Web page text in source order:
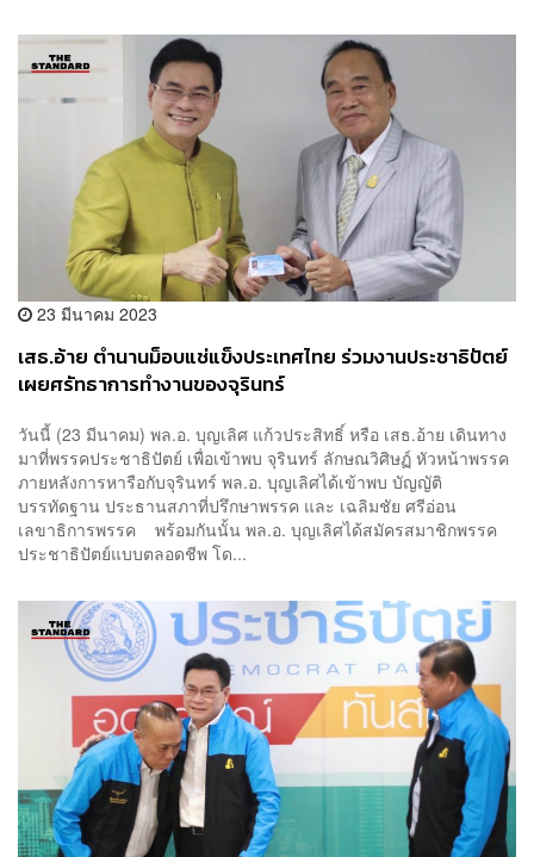
23 มีนาคม 2023
เสธ.อ้าย ตำนานม็อบแช่แข็งประเทศไทย ร่วมงานประชาธิปัตย์
เผยศรัทธาการทำงานของจุรินทร์
วันนี้ (23 มีนาคม) พล.อ. บุญเลิศ แก้วประสิทธิ์ หรือ เสธ.อ้าย เดินทาง
มาที่พรรคประชาธิปัตย์ เพื่อเข้าพบ จุรินทร์ ลักษณวิศิษฏ์ หัวหน้าพรรค
ภายหลังการหารือกับจุรินทร์ พล.อ. บุญเลิศได้เข้าพบ บัญญัติ
บรรทัดฐาน ประธานสภาที่ปรึกษาพรรค และ เฉลิมชัย ศรีอ่อน
เลขาธิการพรรค พร้อมกันนั้น พล.อ. บุญเลิศได้สมัครสมาชิกพรรค
ประชาธิปัตย์แบบตลอดชีพ โด...